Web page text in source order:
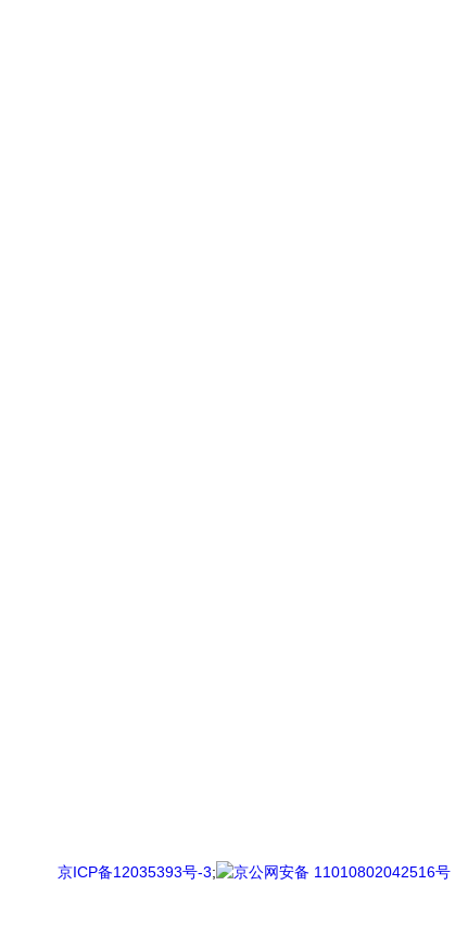
京ICP备12035393号-3; 京公网安备 11010802042516号